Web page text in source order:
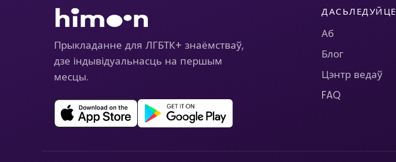
Прыкладанне для ЛГБТК+ знаёмстваў,
дзе індывідуальнасць на першым
месцы.
ДАСЬЛЕДУЙЦЕ
Аб
Блог
Цэнтр ведаў
FAQ